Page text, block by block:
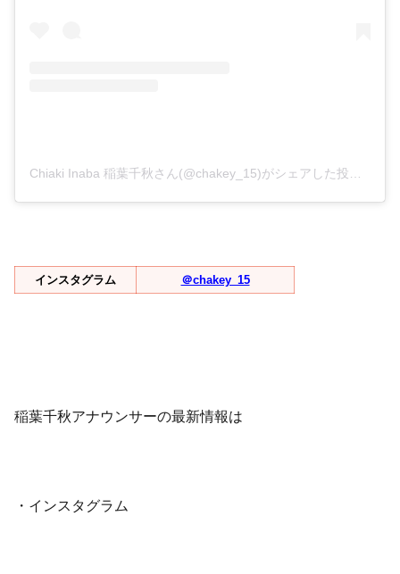
インスタグラム ＠chakey_15
稲葉千秋アナウンサーの最新情報は
・インスタグラム